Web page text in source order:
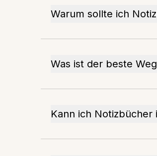
Warum sollte ich
Was ist der beste
Kann ich Notizbücher